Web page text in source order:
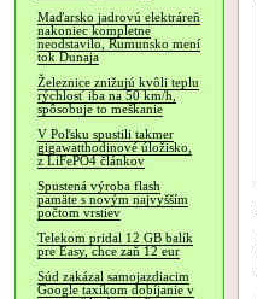
Maďarsko jadrovú elektráreň
nakoniec kompletne
neodstavilo, Rumunsko mení
tok Dunaja
Železnice znižujú kvôli teplu
rýchlosť iba na 50 km/h,
spôsobuje to meškanie
V Poľsku spustili takmer
gigawatthodinové úložisko,
z LiFePO4 článkov
Spustená výroba flash
pamäte s novým najvyšším
počtom vrstiev
Telekom pridal 12 GB balík
pre Easy, chce zaň 12 eur
Súd zakázal samojazdiacim
Google taxíkom dobíjanie v